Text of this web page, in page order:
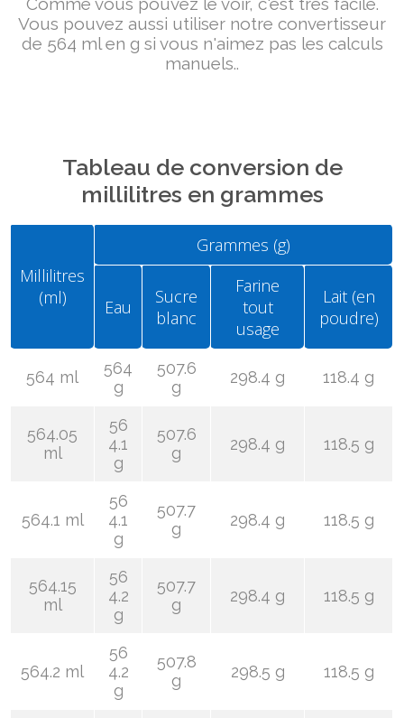
Vous pouvez aussi utiliser notre convertisseur
de 564 ml en g si vous n'aimez pas les calculs
manuels..
Tableau de conversion de
millilitres en grammes
Millilitres
(ml)
Grammes (g)
Eau
Sucre
blanc
Farine
tout
usage
Lait (en
poudre)
564 ml
564
g
507.6
g
298.4 g 118.4 g
564.05
ml
56
4.1
g
507.6
g
298.4 g 118.5 g
564.1 ml
56
4.1
g
507.7
g
298.4 g 118.5 g
564.15
ml
56
4.2
g
507.7
g
298.4 g 118.5 g
564.2 ml
56
4.2
g
507.8
g
298.5 g 118.5 g